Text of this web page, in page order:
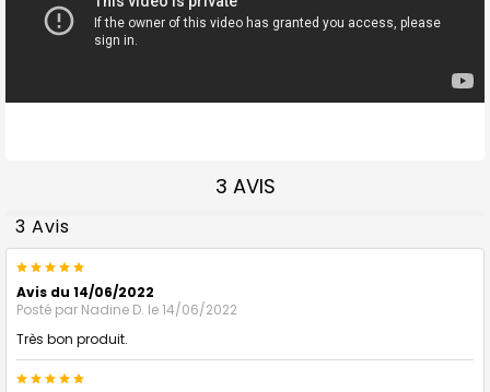
3 AVIS
3 Avis
5
Avis du 14/06/2022
Posté par Nadine D. le 14/06/2022
Très bon produit.
5